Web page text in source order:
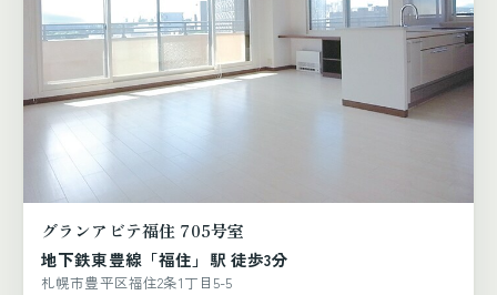
グランアビテ福住 705号室
地下鉄東豊線「福住」駅 徒歩3分
札幌市豊平区福住2条1丁目5-5